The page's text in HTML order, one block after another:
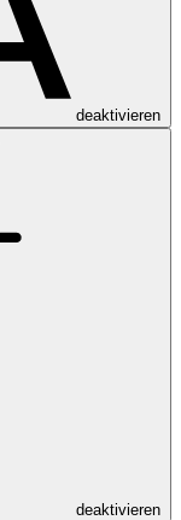
deaktivieren
deaktivieren